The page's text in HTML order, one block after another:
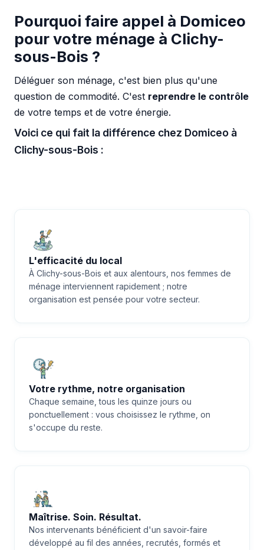
Pourquoi faire appel à Domiceo
pour votre ménage à Clichy-
sous-Bois ?
Déléguer son ménage, c'est bien plus qu'une
question de commodité. C'est reprendre le contrôle
de votre temps et de votre énergie.
Voici ce qui fait la différence chez Domiceo à
Clichy-sous-Bois :
L'efficacité du local
À Clichy-sous-Bois et aux alentours, nos femmes de
ménage interviennent rapidement ; notre
organisation est pensée pour votre secteur.
Votre rythme, notre organisation
Chaque semaine, tous les quinze jours ou
ponctuellement : vous choisissez le rythme, on
s'occupe du reste.
Maîtrise. Soin. Résultat.
Nos intervenants bénéficient d'un savoir-faire
développé au fil des années, recrutés, formés et